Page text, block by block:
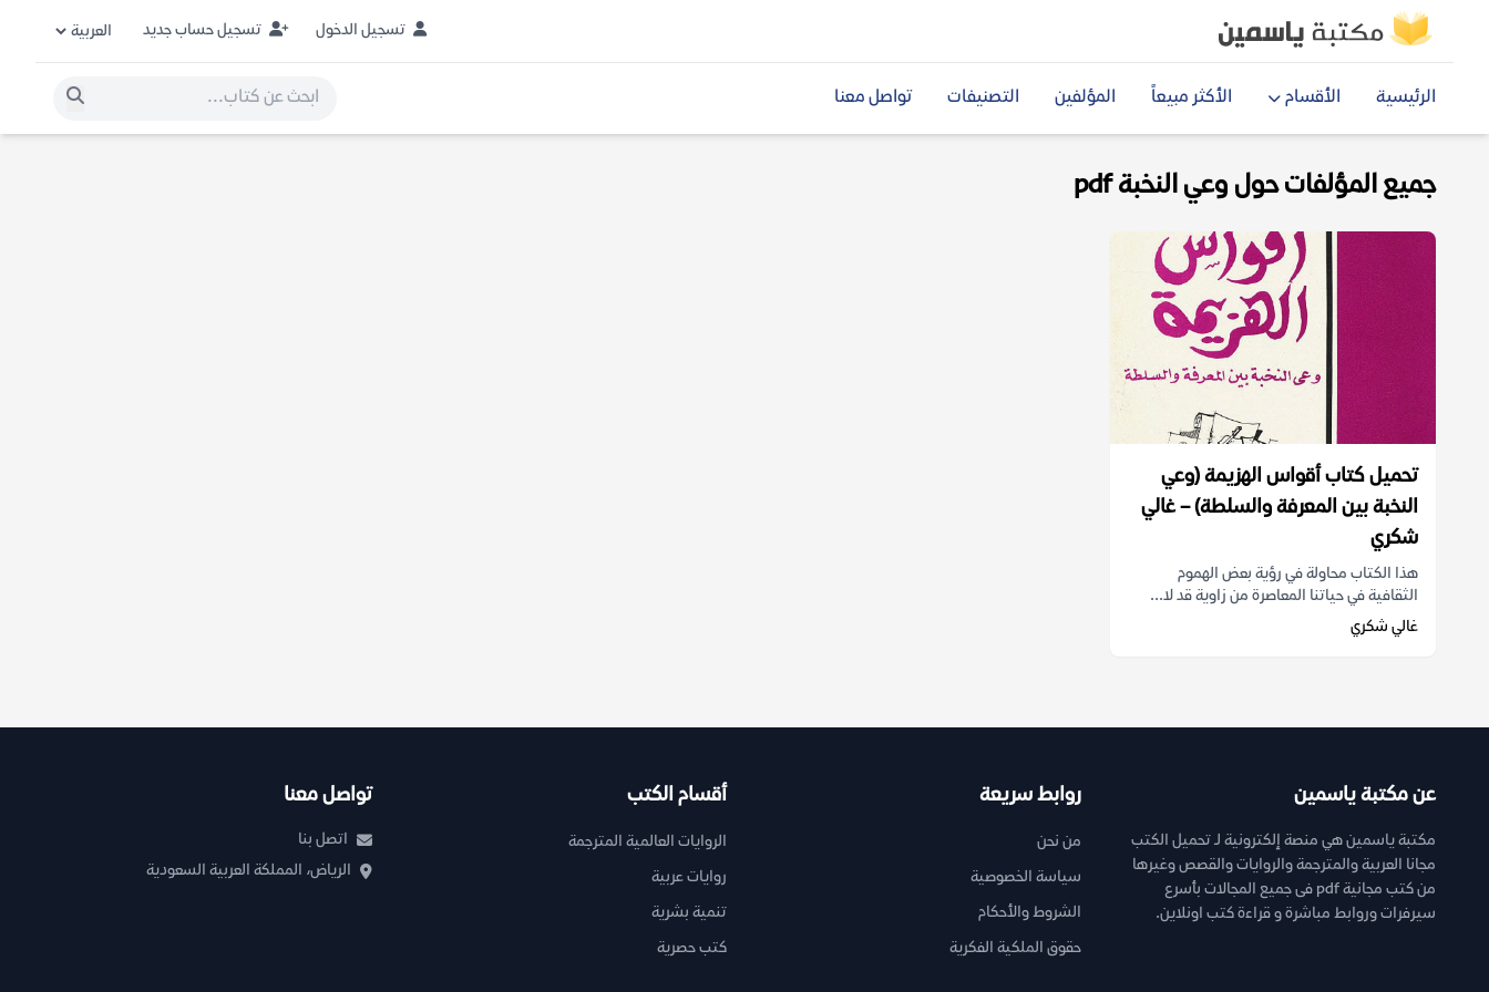
تسجيل الدخول تسجيل حساب جديد
الرئيسية الأقسام الأكثر مبيعاً المؤلفين التصنيفات تواصل معنا
جميع المؤلفات حول وعي النخبة pdf
تحميل كتاب أقواس الهزيمة (وعي
النخبة بين المعرفة والسلطة) – غالي
شكري
هذا الكتاب محاولة في رؤية بعض الهموم
الثقافية في حياتنا المعاصرة من زاوية قد لا...
غالي شكري
عن مكتبة ياسمين
مكتبة ياسمين هي منصة إلكترونية لـ تحميل الكتب
مجانا العربية والمترجمة والروايات والقصص وغيرها
من كتب مجانية pdf فى جميع المجالات بأسرع
سيرفرات وروابط مباشرة و قراءة كتب اونلاين.
روابط سريعة
من نحن
سياسة الخصوصية
الشروط والأحكام
حقوق الملكية الفكرية
أقسام الكتب
الروايات العالمية المترجمة
روايات عربية
تنمية بشرية
كتب حصرية
تواصل معنا
اتصل بنا
الرياض، المملكة العربية السعودية